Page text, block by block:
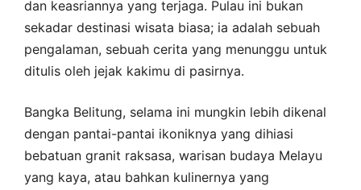
dan keasriannya yang terjaga. Pulau ini bukan
sekadar destinasi wisata biasa; ia adalah sebuah
pengalaman, sebuah cerita yang menunggu untuk
ditulis oleh jejak kakimu di pasirnya.
Bangka Belitung, selama ini mungkin lebih dikenal
dengan pantai-pantai ikoniknya yang dihiasi
bebatuan granit raksasa, warisan budaya Melayu
yang kaya, atau bahkan kulinernya yang